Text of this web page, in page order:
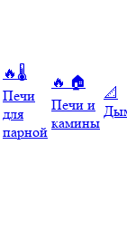
🔥🌡️
Печи
для
парной
🔥 🏠
Печи и
камины
📐